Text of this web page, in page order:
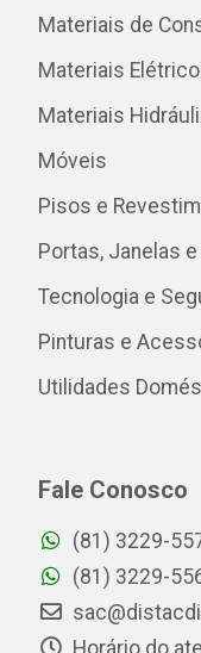
Materiais de
Materiais
Materiais
Móveis
Pisos e
Portas, Janelas
Tecnologia e
Pinturas e
Utilidades
Fale Conosco
(81) 3229-
(81) 3229-
Horário do